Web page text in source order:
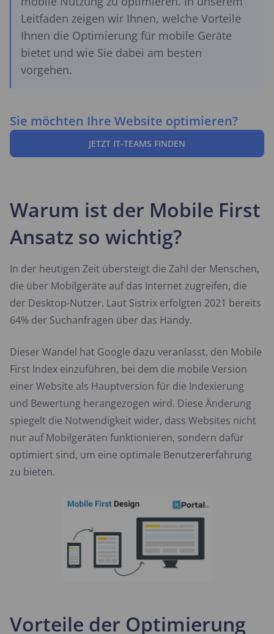
Leitfaden zeigen wir Ihnen, welche Vorteile
Ihnen die Optimierung für mobile Geräte
bietet und wie Sie dabei am besten
vorgehen.
Sie möchten Ihre Website optimieren?
JETZT IT-TEAMS FINDEN
Warum ist der Mobile First
Ansatz so wichtig?
In der heutigen Zeit übersteigt die Zahl der Menschen,
die über Mobilgeräte auf das Internet zugreifen, die
der Desktop-Nutzer. Laut Sistrix erfolgten 2021 bereits
64% der Suchanfragen über das Handy.
Dieser Wandel hat Google dazu veranlasst, den Mobile
First Index einzuführen, bei dem die mobile Version
einer Website als Hauptversion für die Indexierung
und Bewertung herangezogen wird. Diese Änderung
spiegelt die Notwendigkeit wider, dass Websites nicht
nur auf Mobilgeräten funktionieren, sondern dafür
optimiert sind, um eine optimale Benutzererfahrung
zu bieten.
Vorteile der Optimierung